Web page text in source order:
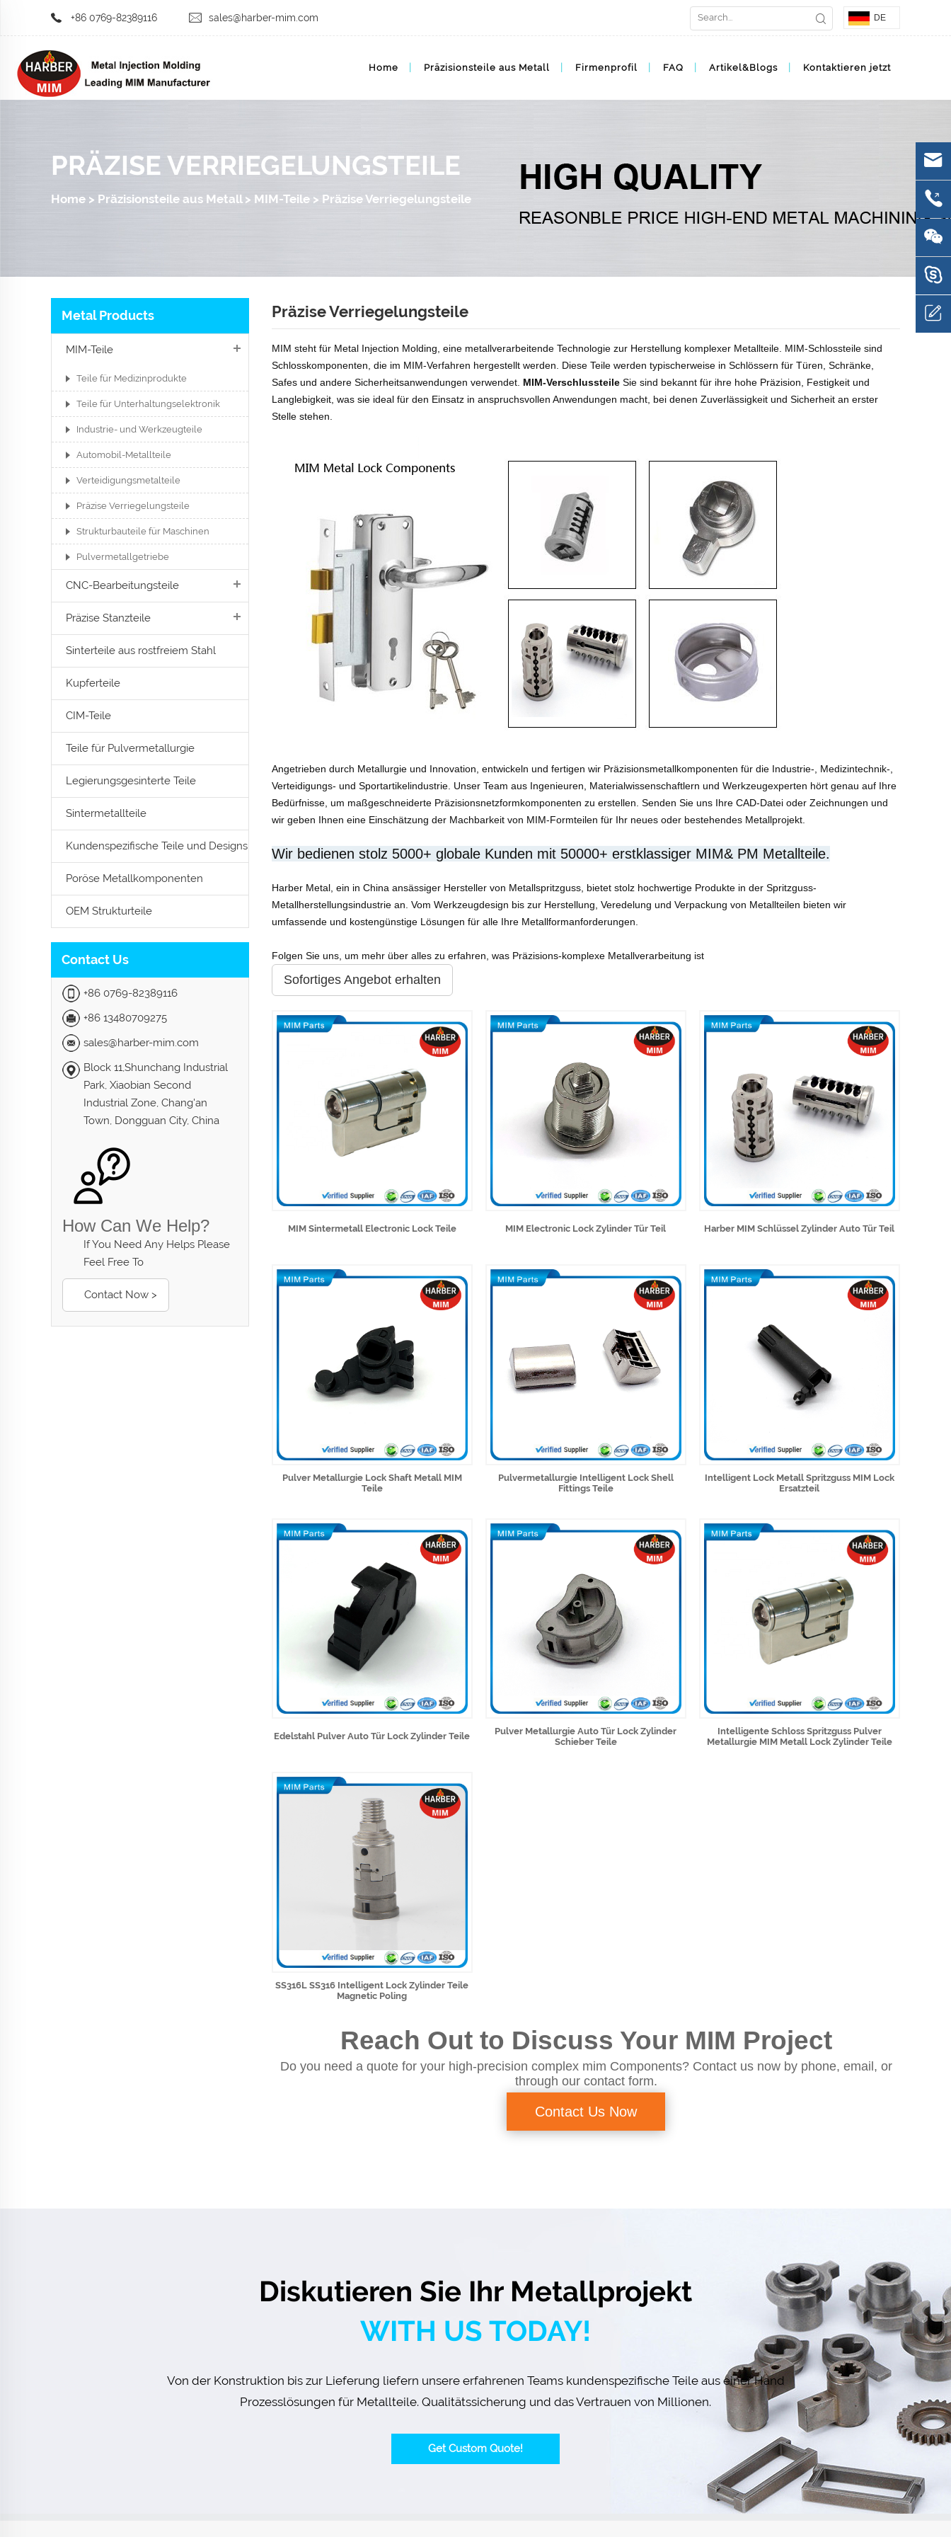
+86 0769-82389116 sales@harber-mim.com DE
Home Präzisionsteile aus Metall Firmenprofil FAQ Artikel&Blogs Kontaktieren jetzt
PRÄZISE VERRIEGELUNGSTEILE
Home > Präzisionsteile aus Metall> MIM-Teile > Präzise Verriegelungsteile
Metal Products
MIM-Teile
Teile für Medizinprodukte
Teile für Unterhaltungselektronik
Industrie- und Werkzeugteile
Automobil-Metallteile
Verteidigungsmetalteile
Präzise Verriegelungsteile
Strukturbauteile für Maschinen
Pulvermetallgetriebe
CNC-Bearbeitungsteile
Präzise Stanzteile
Sinterteile aus rostfreiem Stahl
Kupferteile
CIM-Teile
Teile für Pulvermetallurgie
Legierungsgesinterte Teile
Sintermetallteile
Kundenspezifische Teile und Designs
Poröse Metallkomponenten
OEM Strukturteile
Contact Us
+86 0769-82389116
+86 13480709275
sales@harber-mim.com
Block 11,Shunchang Industrial
Park, Xiaobian Second
Industrial Zone, Chang'an
Town, Dongguan City, China
How Can We Help?
If You Need Any Helps Please
Feel Free To
Contact Now >
Präzise Verriegelungsteile
MIM steht für Metal Injection Molding, eine metallverarbeitende Technologie zur Herstellung komplexer Metallteile. MIM-Schlossteile sind
Schlosskomponenten, die im MIM-Verfahren hergestellt werden. Diese Teile werden typischerweise in Schlössern für Türen, Schränke,
Safes und andere Sicherheitsanwendungen verwendet. MIM-Verschlussteile Sie sind bekannt für ihre hohe Präzision, Festigkeit und
Langlebigkeit, was sie ideal für den Einsatz in anspruchsvollen Anwendungen macht, bei denen Zuverlässigkeit und Sicherheit an erster
Stelle stehen.
Angetrieben durch Metallurgie und Innovation, entwickeln und fertigen wir Präzisionsmetallkomponenten für die Industrie-, Medizintechnik-,
Verteidigungs- und Sportartikelindustrie. Unser Team aus Ingenieuren, Materialwissenschaftlern und Werkzeugexperten hört genau auf Ihre
Bedürfnisse, um maßgeschneiderte Präzisionsnetzformkomponenten zu erstellen. Senden Sie uns Ihre CAD-Datei oder Zeichnungen und
wir geben Ihnen eine Einschätzung der Machbarkeit von MIM-Formteilen für Ihr neues oder bestehendes Metallprojekt.
Wir bedienen stolz 5000+ globale Kunden mit 50000+ erstklassiger MIM& PM Metallteile.
Harber Metal, ein in China ansässiger Hersteller von Metallspritzguss, bietet stolz hochwertige Produkte in der Spritzguss-
Metallherstellungsindustrie an. Vom Werkzeugdesign bis zur Herstellung, Veredelung und Verpackung von Metallteilen bieten wir
umfassende und kostengünstige Lösungen für alle Ihre Metallformanforderungen.
Folgen Sie uns, um mehr über alles zu erfahren, was Präzisions-komplexe Metallverarbeitung ist
Sofortiges Angebot erhalten
MIM Sintermetall Electronic Lock Teile MIM Electronic Lock Zylinder Tür Teil Harber MIM Schlüssel Zylinder Auto Tür Teil
Pulver Metallurgie Lock Shaft Metall MIM
Teile
Pulvermetallurgie Intelligent Lock Shell
Fittings Teile
Intelligent Lock Metall Spritzguss MIM Lock
Ersatzteil
Edelstahl Pulver Auto Tür Lock Zylinder Teile
Pulver Metallurgie Auto Tür Lock Zylinder
Schieber Teile
Intelligente Schloss Spritzguss Pulver
Metallurgie MIM Metall Lock Zylinder Teile
SS316L SS316 Intelligent Lock Zylinder Teile
Magnetic Poling
Reach Out to Discuss Your MIM Project
Do you need a quote for your high-precision complex mim Components? Contact us now by phone, email, or
through our contact form.
Contact Us Now
Diskutieren Sie Ihr Metallprojekt
WITH US TODAY!
Von der Konstruktion bis zur Lieferung liefern unsere erfahrenen Teams kundenspezifische Teile aus einer Hand
Prozesslösungen für Metallteile. Qualitätssicherung und das Vertrauen von Millionen.
Get Custom Quote!